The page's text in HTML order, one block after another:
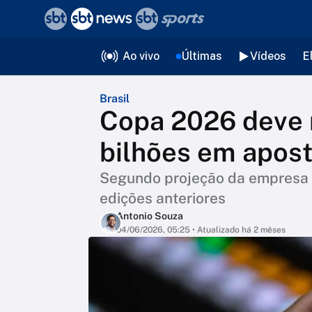
Ao vivo Últimas Vídeos
Brasil
Copa 2026
bilhões em
Segundo projeção da
edições anteriores
Antonio Souza
04/06/2026, 05:25 • Atualizado há 2 mêses
voltar
Editorias